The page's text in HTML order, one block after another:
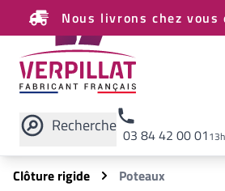
Nous livrons chez vous
Recherche 03 84 42 00 01
Rechercher sur le site
Clôture rigide
Poteaux